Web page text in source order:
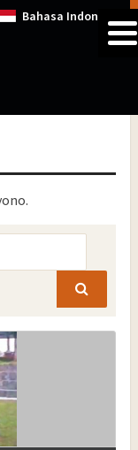
Bahasa Indonesia
SEARCH